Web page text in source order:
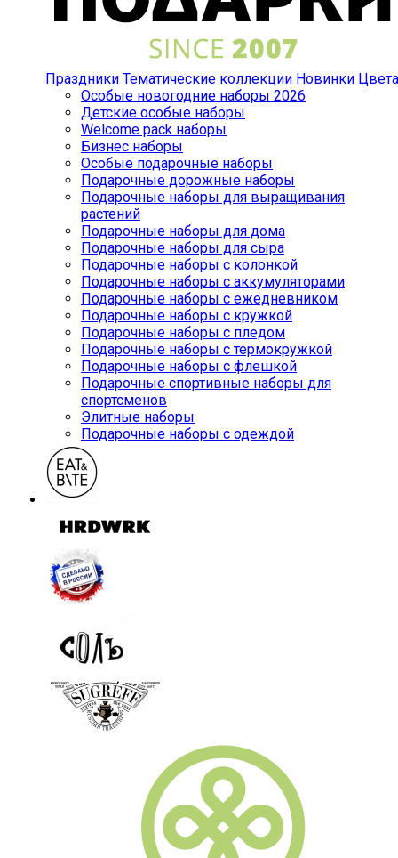
Праздники Тематические коллекции Новинки Цвета
Особые новогодние наборы 2026
Детские особые наборы
Welcome pack наборы
Бизнес наборы
Особые подарочные наборы
Подарочные дорожные наборы
Подарочные наборы для выращивания
растений
Подарочные наборы для дома
Подарочные наборы для сыра
Подарочные наборы с колонкой
Подарочные наборы с аккумуляторами
Подарочные наборы с ежедневником
Подарочные наборы с кружкой
Подарочные наборы с пледом
Подарочные наборы с термокружкой
Подарочные наборы с флешкой
Подарочные спортивные наборы для
спортсменов
Элитные наборы
Подарочные наборы с одеждой